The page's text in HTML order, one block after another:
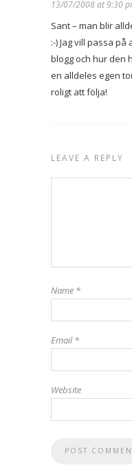
13/07/2008 at 9:30
Sant – man blir
:-) Jag vill passa
blogg och hur den
en alldeles egen
roligt att följa!
LEAVE A REPLY
Name *
Email*
Website